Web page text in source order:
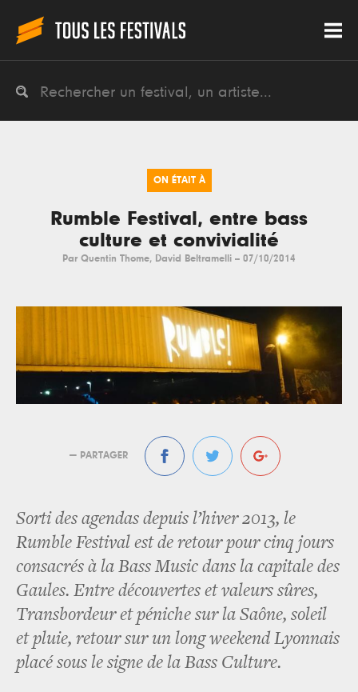
ON ÉTAIT À
Rumble Festival, entre bass
culture et convivialité
Par Quentin Thome, David Beltramelli -- 07/10/2014
— PARTAGER
Sorti des agendas depuis l’hiver 2013, le
Rumble Festival est de retour pour cinq jours
consacrés à la Bass Music dans la capitale des
Gaules. Entre découvertes et valeurs sûres,
Transbordeur et péniche sur la Saône, soleil
et pluie, retour sur un long weekend Lyonnais
placé sous le signe de la Bass Culture.